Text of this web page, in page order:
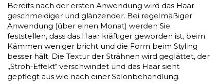
Bereits nach der ersten Anwendung wird das Haar
geschmeidiger und glänzender. Bei regelmäßiger
Anwendung (über einen Monat) werden Sie
feststellen, dass das Haar kräftiger geworden ist, beim
Kämmen weniger bricht und die Form beim Styling
besser hält. Die Textur der Strähnen wird geglättet, der
„Stroh-Effekt“ verschwindet und das Haar sieht
gepflegt aus wie nach einer Salonbehandlung.